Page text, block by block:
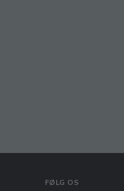
FØLG OS